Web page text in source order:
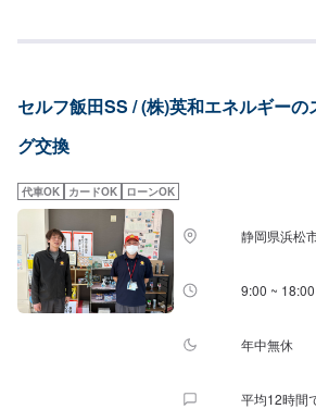
セルフ飯田SS / (株)英和エネルギーの
グ交換
代車OK カードOK ローンOK
静岡県浜松
9:00 ~ 18:00
年中無休
平均12時間